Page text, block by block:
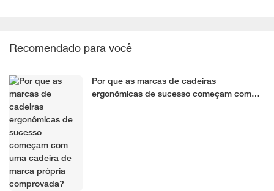
Recomendado para você
Por que as marcas de cadeiras
ergonômicas de sucesso começam com